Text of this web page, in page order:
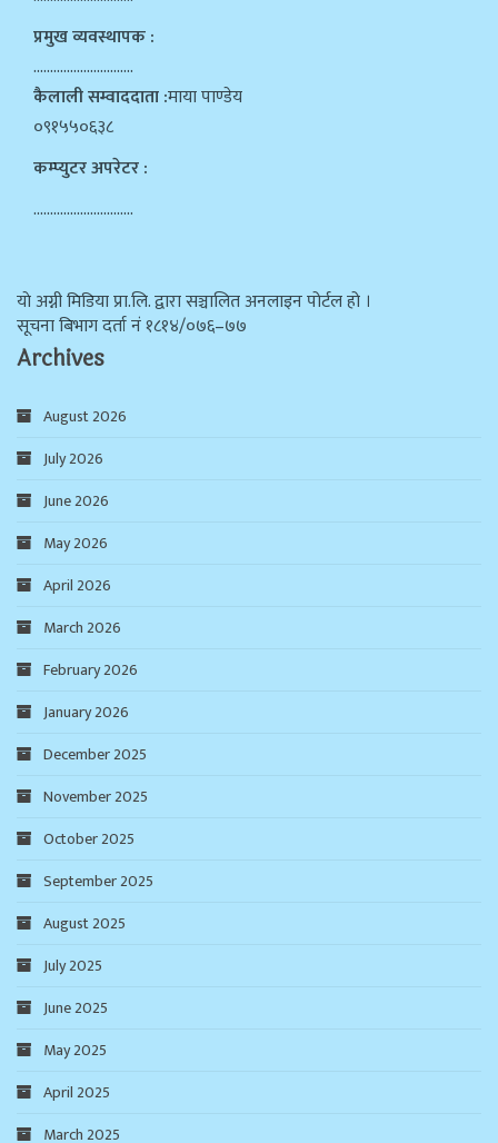
प्रमुख व्यवस्थापक :
…………………………
कैलाली सम्वाददाता :माया पाण्डेय
०९१५५०६३८
कम्प्युटर अपरेटर :
…………………………
याे अग्नी मिडिया प्रा.लि. द्वारा सञ्चालित अनलाइन पोर्टल हो ।
सूचना बिभाग दर्ता न‌ं १८१४/०७६–७७
Archives
August 2026
July 2026
June 2026
May 2026
April 2026
March 2026
February 2026
January 2026
December 2025
November 2025
October 2025
September 2025
August 2025
July 2025
June 2025
May 2025
April 2025
March 2025